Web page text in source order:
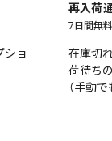
ショ
再入荷
7日間無
在庫切
荷待ち
（手動で